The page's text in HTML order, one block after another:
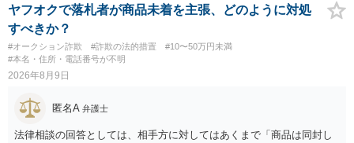
は、刑事事件化するという部分ではややハードルが高いように見受け
られます。 他方で、相手方の住所等が特定できているのであれば、民
事事件として、損害賠償請求や貸金返還請求等により、裁判所を通じ
て返金を求める方法も考えられますが、結局は相手方に資力があるか
否かにより結論が分かれます。
ヤフオクで落札者が商品未着を主張、どのように対処
すべきか？
#オークション詐欺 #詐欺の法的措置
#10〜50万円未満
#本名・住所・電話番号が不明
2026年8月9日
匿名A 弁護士
法律相談の回答としては、相手方に対してはあくまで「商品は同封し